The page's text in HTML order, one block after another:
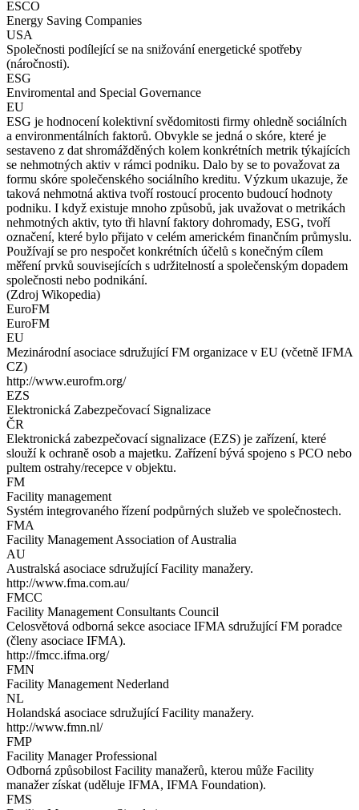
ESCO
Energy Saving Companies
USA
Společnosti podílející se na snižování energetické spotřeby
(náročnosti).
ESG
Enviromental and Special Governance
EU
ESG je hodnocení kolektivní svědomitosti firmy ohledně sociálních
a environmentálních faktorů. Obvykle se jedná o skóre, které je
sestaveno z dat shromážděných kolem konkrétních metrik týkajících
se nehmotných aktiv v rámci podniku. Dalo by se to považovat za
formu skóre společenského sociálního kreditu. Výzkum ukazuje, že
taková nehmotná aktiva tvoří rostoucí procento budoucí hodnoty
podniku. I když existuje mnoho způsobů, jak uvažovat o metrikách
nehmotných aktiv, tyto tři hlavní faktory dohromady, ESG, tvoří
označení, které bylo přijato v celém americkém finančním průmyslu.
Používají se pro nespočet konkrétních účelů s konečným cílem
měření prvků souvisejících s udržitelností a společenským dopadem
společnosti nebo podnikání.
(Zdroj Wikopedia)
EuroFM
EuroFM
EU
Mezinárodní asociace sdružující FM organizace v EU (včetně IFMA
CZ)
http://www.eurofm.org/
EZS
Elektronická Zabezpečovací Signalizace
ČR
Elektronická zabezpečovací signalizace (EZS) je zařízení, které
slouží k ochraně osob a majetku. Zařízení bývá spojeno s PCO nebo
pultem ostrahy/recepce v objektu.
FM
Facility management
Systém integrovaného řízení podpůrných služeb ve společnostech.
FMA
Facility Management Association of Australia
AU
Australská asociace sdružující Facility manažery.
http://www.fma.com.au/
FMCC
Facility Management Consultants Council
Celosvětová odborná sekce asociace IFMA sdružující FM poradce
(členy asociace IFMA).
http://fmcc.ifma.org/
FMN
Facility Management Nederland
NL
Holandská asociace sdružující Facility manažery.
http://www.fmn.nl/
FMP
Facility Manager Professional
Odborná způsobilost Facility manažerů, kterou může Facility
manažer získat (uděluje IFMA, IFMA Foundation).
FMS